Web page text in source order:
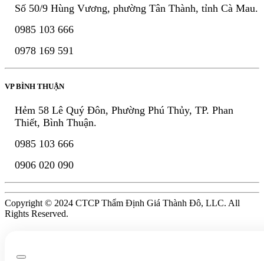
Số 50/9 Hùng Vương, phường Tân Thành, tỉnh Cà Mau.
0985 103 666
0978 169 591
VP BÌNH THUẬN
Hẻm 58 Lê Quý Đôn, Phường Phú Thủy, TP. Phan
Thiết, Bình Thuận.
0985 103 666
0906 020 090
Copyright © 2024 CTCP Thẩm Định Giá Thành Đô, LLC. All
Rights Reserved.